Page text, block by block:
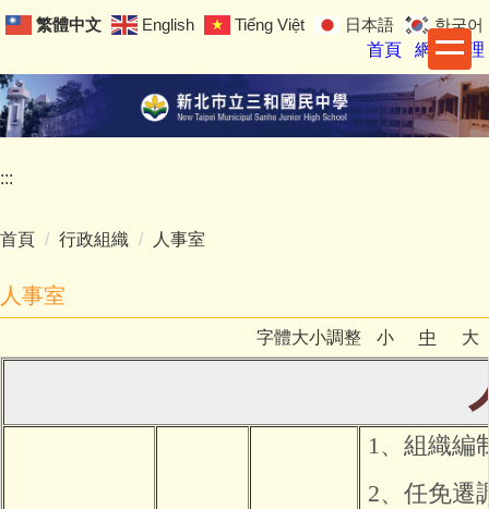
跳
要
內
區
繁體中文 English Tiếng Việt 日本語
한국어
首頁
網站管理
:::
首頁 行政組織 人事室
人事室
字體大小調整 小 中 大
1、組織編
2、任免遷